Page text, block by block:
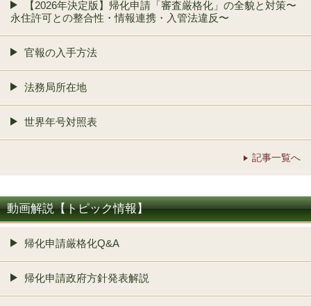
【2026年決定版】帰化申請「審査厳格化」の全貌と対策〜
永住許可との整合性・情報連携・入管法違反〜
官報の入手方法
法務局所在地
世界年号対照表
記事一覧へ
動画解説【トピック情報】
帰化申請厳格化Q&A
帰化申請政府方針発表解説